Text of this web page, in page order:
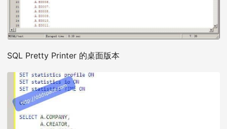
SQL Pretty Printer 的桌面版本